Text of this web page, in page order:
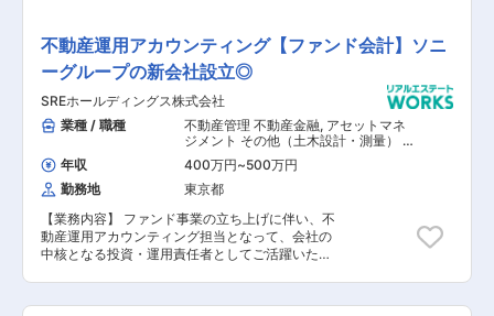
不動産運用アカウンティング【ファンド会計】ソニ
ーグループの新会社設立◎
SREホールディングス株式会社
業種 / 職種
不動産管理 不動産金融, アセットマネ
ジメント その他（土木設計・測量） そ
の他（建築設計・積算）
年収 400万円~500万円
勤務地
東京都
【業務内容】 ファンド事業の立ち上げに伴い、不
動産運用アカウンティング担当となって、会社の
中核となる投資・運用責任者としてご活躍いただ
容】 ■運用不動産のPMレポートチェック ■運用